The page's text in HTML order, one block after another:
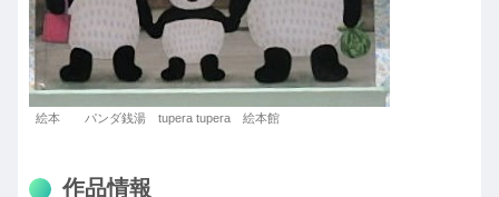
絵本 パンダ銭湯 tupera tupera 絵本館
作品情報